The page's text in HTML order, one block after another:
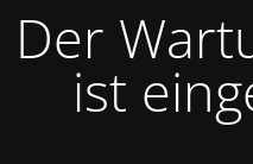
Der
ist